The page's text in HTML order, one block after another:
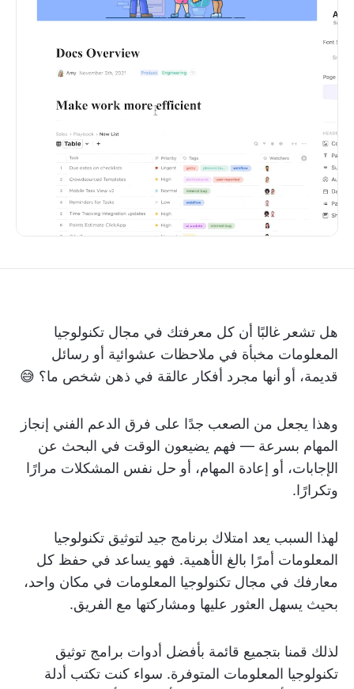
هل تشعر غالبًا أن كل معرفتك في مجال تكنولوجيا
المعلومات مخبأة في ملاحظات عشوائية أو رسائل
قديمة، أو أنها مجرد أفكار عالقة في ذهن شخص ما؟ 😅
وهذا يجعل من الصعب جدًا على فرق الدعم الفني إنجاز
المهام بسرعة — فهم يضيعون الوقت في البحث عن
الإجابات، أو إعادة المهام، أو حل نفس المشكلات مرارًا
وتكرارًا.
لهذا السبب يعد امتلاك برنامج جيد لتوثيق تكنولوجيا
المعلومات أمرًا بالغ الأهمية. فهو يساعد في حفظ كل
معارفك في مجال تكنولوجيا المعلومات في مكان واحد،
بحيث يسهل العثور عليها ومشاركتها مع الفريق.
لذلك قمنا بتجميع قائمة بأفضل أدوات برامج توثيق
تكنولوجيا المعلومات المتوفرة. سواء كنت تكتب أدلة